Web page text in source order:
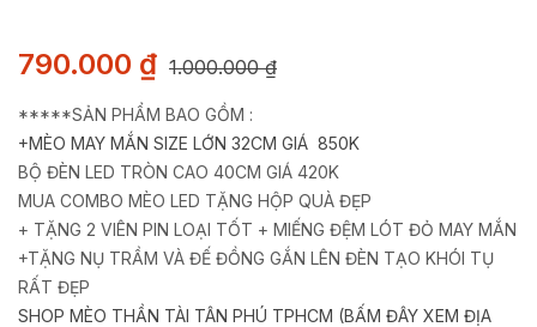
790.000 ₫ 1.000.000₫
*****SẢN PHẨM BAO GỒM :
+MÈO MAY MẮN SIZE LỚN 32CM GIÁ 850K
BỘ ĐÈN LED TRÒN CAO 40CM GIÁ 420K
MUA COMBO MÈO LED TẶNG HỘP QUÀ ĐẸP
+ TẶNG 2 VIÊN PIN LOẠI TỐT + MIẾNG ĐỆM LÓT ĐỎ MAY MẮN
+TẶNG NỤ TRẦM VÀ ĐẾ ĐỒNG GẮN LÊN ĐÈN TẠO KHÓI TỤ
RẤT ĐẸP
SHOP MÈO THẦN TÀI TÂN PHÚ TPHCM (BẤM ĐÂY XEM ĐỊA